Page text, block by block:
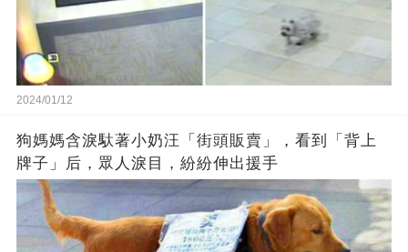
2024/01/12
狗媽媽含淚馱著小奶汪「街頭販賣」，看到「背上
牌子」后，眾人淚目，紛紛伸出援手